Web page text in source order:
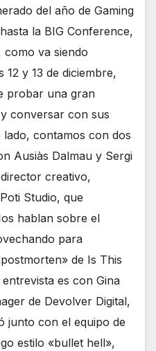
del año de Gaming
la BIG Conference,
como va siendo
y 13 de diciembre,
probar una gran
conversar con sus
contamos con dos
Ausiàs Dalmau y Sergi
creativo,
Studio, que
hablan sobre el
para
de Is This
es con Gina
de Devolver Digital,
junto con el equipo de
estilo «bullet hell»,